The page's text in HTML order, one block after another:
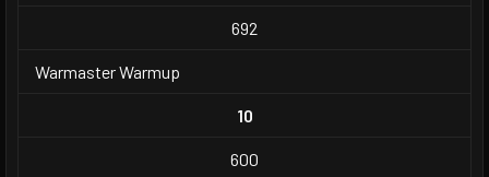
692
Warmaster Warmup
10
600